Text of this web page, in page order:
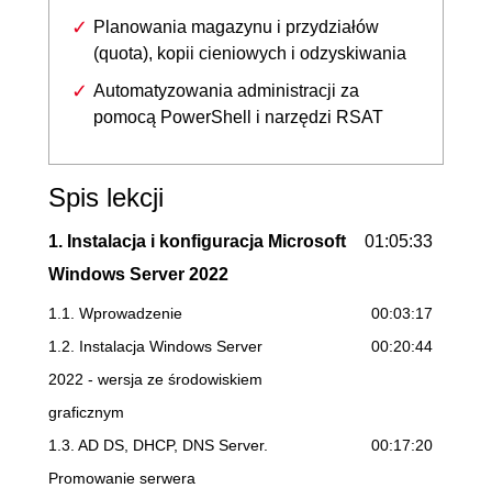
Planowania magazynu i przydziałów
(quota), kopii cieniowych i odzyskiwania
Automatyzowania administracji za
pomocą PowerShell i narzędzi RSAT
Spis lekcji
1. Instalacja i konfiguracja Microsoft
Windows Server 2022
01:05:33
1.1. Wprowadzenie
00:03:17
1.2. Instalacja Windows Server
2022 - wersja ze środowiskiem
graficznym
00:20:44
1.3. AD DS, DHCP, DNS Server.
Promowanie serwera
00:17:20